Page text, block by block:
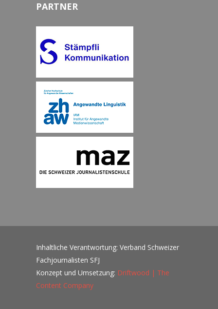
PARTNER
Inhaltliche Verantwortung: Verband Schweizer
Fachjournalisten SFJ
Konzept und Umsetzung: Driftwood | The
Content Company